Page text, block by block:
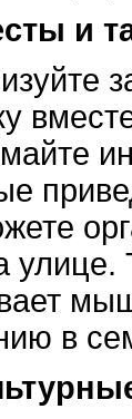
и
улице.
в